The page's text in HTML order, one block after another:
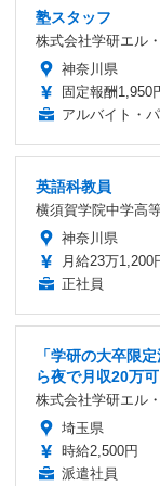
塾スタッフ
株式会社学研エル
神奈川県
固定報酬1,950
アルバイト・
英語科教員
横須賀学院中学高
神奈川県
月給23万1,200
正社員
「学研の大卒限
ら夜で月収20万可
株式会社学研エル
埼玉県
時給2,500円
派遣社員